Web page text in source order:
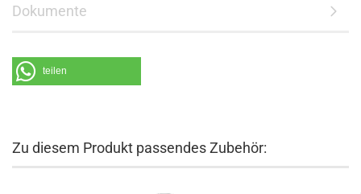
Dokumente
teilen
Zu diesem Produkt passendes Zubehör: